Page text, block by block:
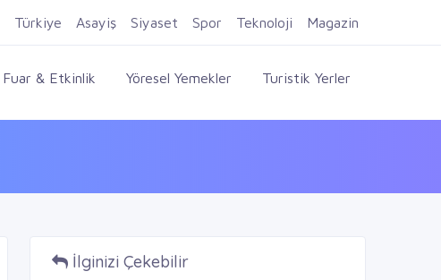
Firma Ekle Kayıt Ol Giriş Yap
Fuar & Etkinlik Yöresel Yemekler Turistik Yerler
Türkiye Asayiş Siyaset Spor Teknoloji Magazin
İlginizi Çekebilir